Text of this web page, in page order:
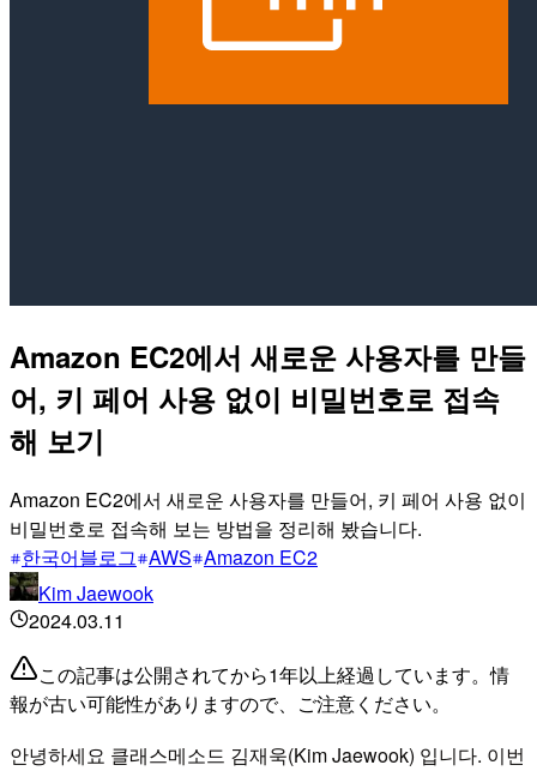
Amazon EC2에서 새로운 사용자를 만들
어, 키 페어 사용 없이 비밀번호로 접속
해 보기
Amazon EC2에서 새로운 사용자를 만들어, 키 페어 사용 없이
비밀번호로 접속해 보는 방법을 정리해 봤습니다.
한국어블로그 AWS Amazon EC2
Kim Jaewook
2024.03.11
この記事は公開されてから1年以上経過しています。情
報が古い可能性がありますので、ご注意ください。
안녕하세요 클래스메소드 김재욱(Kim Jaewook) 입니다. 이번